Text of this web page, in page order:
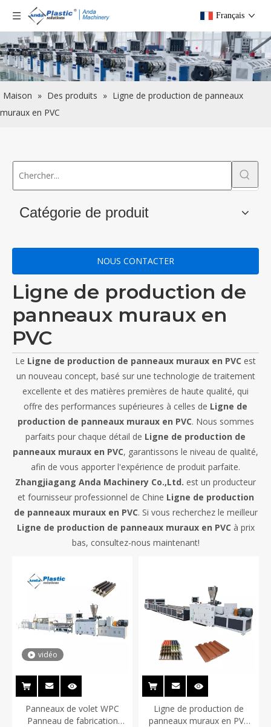
Français
Maison » Des produits » Ligne de production de panneaux
muraux en PVC
Catégorie de produit
NOUS CONTACTER
Ligne de production de
panneaux muraux en
PVC
Le Ligne de production de panneaux muraux en PVC est
un nouveau concept, basé sur une technologie de traitement
excellente et des matières premières de haute qualité, qui
offre des performances supérieures à celles de Ligne de
production de panneaux muraux en PVC. Nous sommes
parfaits pour chaque détail de Ligne de production de
panneaux muraux en PVC, garantissons le niveau de qualité,
afin de vous apporter l'expérience de produit parfaite.
Zhangjiagang Anda Machinery Co.,Ltd. est un producteur
et fournisseur professionnel de Chine Ligne de production
de panneaux muraux en PVC. Si vous recherchez le meilleur
Ligne de production de panneaux muraux en PVC à prix
bas, consultez-nous maintenant!
vidéo
Panneaux de volet WPC
Panneau de fabrication
Ligne de production de
panneaux muraux en PVC